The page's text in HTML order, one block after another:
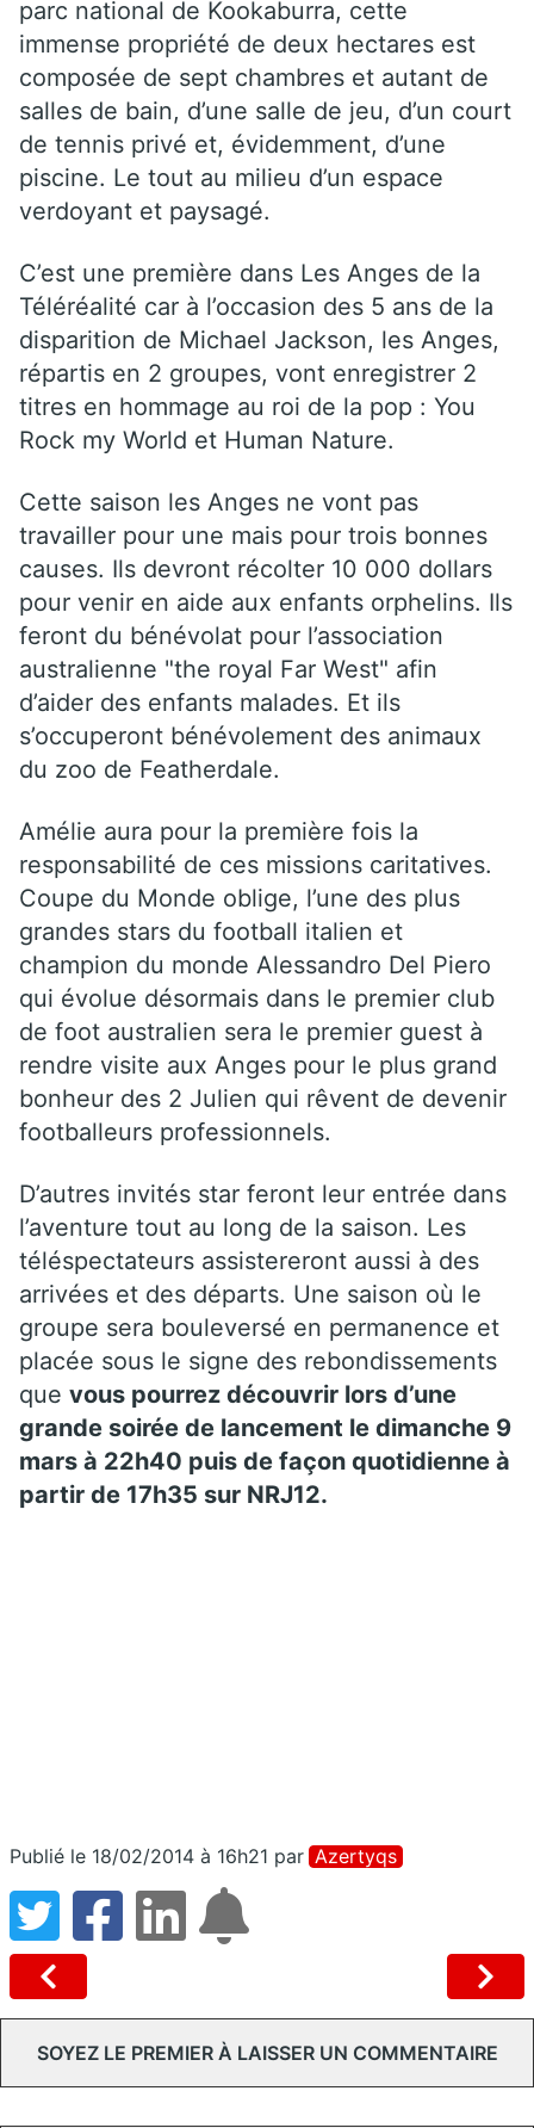
parc national de Kookaburra, cette
immense propriété de deux hectares est
composée de sept chambres et autant de
salles de bain, d’une salle de jeu, d’un court
de tennis privé et, évidemment, d’une
piscine. Le tout au milieu d’un espace
verdoyant et paysagé.
C’est une première dans Les Anges de la
Téléréalité car à l’occasion des 5 ans de la
disparition de Michael Jackson, les Anges,
répartis en 2 groupes, vont enregistrer 2
titres en hommage au roi de la pop : You
Rock my World et Human Nature.
Cette saison les Anges ne vont pas
travailler pour une mais pour trois bonnes
causes. Ils devront récolter 10 000 dollars
pour venir en aide aux enfants orphelins. Ils
feront du bénévolat pour l’association
australienne "the royal Far West" afin
d’aider des enfants malades. Et ils
s’occuperont bénévolement des animaux
du zoo de Featherdale.
Amélie aura pour la première fois la
responsabilité de ces missions caritatives.
Coupe du Monde oblige, l’une des plus
grandes stars du football italien et
champion du monde Alessandro Del Piero
qui évolue désormais dans le premier club
de foot australien sera le premier guest à
rendre visite aux Anges pour le plus grand
bonheur des 2 Julien qui rêvent de devenir
footballeurs professionnels.
D’autres invités star feront leur entrée dans
l’aventure tout au long de la saison. Les
téléspectateurs assistereront aussi à des
arrivées et des départs. Une saison où le
groupe sera bouleversé en permanence et
placée sous le signe des rebondissements
que vous pourrez découvrir lors d’une
grande soirée de lancement le dimanche 9
mars à 22h40 puis de façon quotidienne à
partir de 17h35 sur NRJ12.
Publié le 18/02/2014 à 16h21 par Azertyqs
SOYEZ LE PREMIER À LAISSER UN COMMENTAIRE